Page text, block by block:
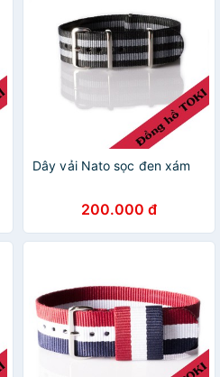
Dây vải Nato sọc đen xám
200.000 đ